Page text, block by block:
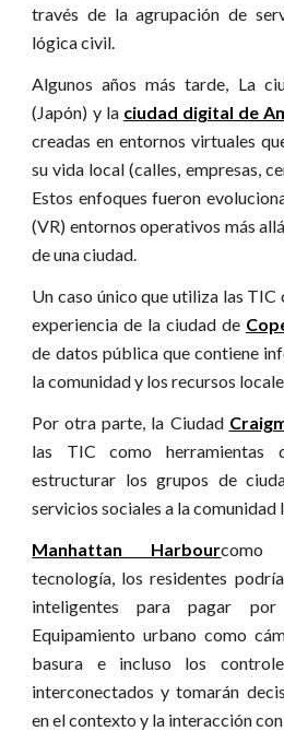
través de la agrupación de
lógica civil.
Algunos años más tarde, La
(Japón) y la ciudad digital de
creadas en entornos virtuales
su vida local (calles, empresas,
Estos enfoques fueron
(VR) entornos operativos más
de una ciudad.
Un caso único que utiliza las TIC
experiencia de la ciudad de
de datos pública que contiene
la comunidad y los recursos
Por otra parte, la Ciudad
las TIC como herramientas
estructurar los grupos de
servicios sociales a la comunidad
Manhattan Harbourcomo
tecnología, los residentes
inteligentes para pagar
Equipamiento urbano como
basura e incluso los
interconectados y tomarán
en el contexto y la interacción